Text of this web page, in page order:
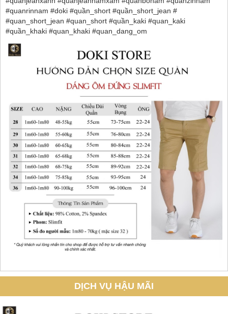
#quanrinnam #doki #quần_short #quần_short_jean #
#quan_short_jean #quan_short #quần_kaki #quan_kaki
#quần_khaki #quan_khaki #quan_dang_om
DỊCH VỤ HẬU MÃI